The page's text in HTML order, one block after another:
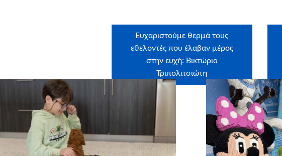
Ευχαριστούμε θερμά τους
εθελοντές που έλαβαν μέρος
στην ευχή: Βικτώρια
Τριπολιτσιώτη